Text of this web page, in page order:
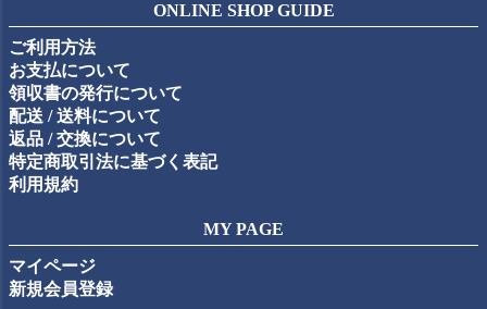
ップ
ONLINE SHOP GUIDE
ご利用方法
お支払について
領収書の発行について
配送 / 送料について
返品 / 交換について
特定商取引法に基づく表記
利用規約
MY PAGE
マイページ
新規会員登録